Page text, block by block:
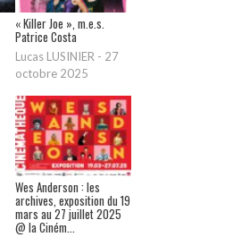
« Killer Joe », m.e.s.
Patrice Costa
Lucas LUSINIER - 27
octobre 2025
Wes Anderson : les
archives, exposition du 19
mars au 27 juillet 2025
@ la Ciném...